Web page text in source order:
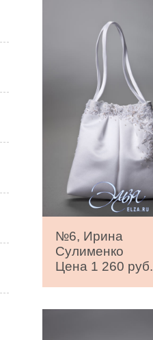
№6, Ирина
Сулименко
Цена 1 260 руб.